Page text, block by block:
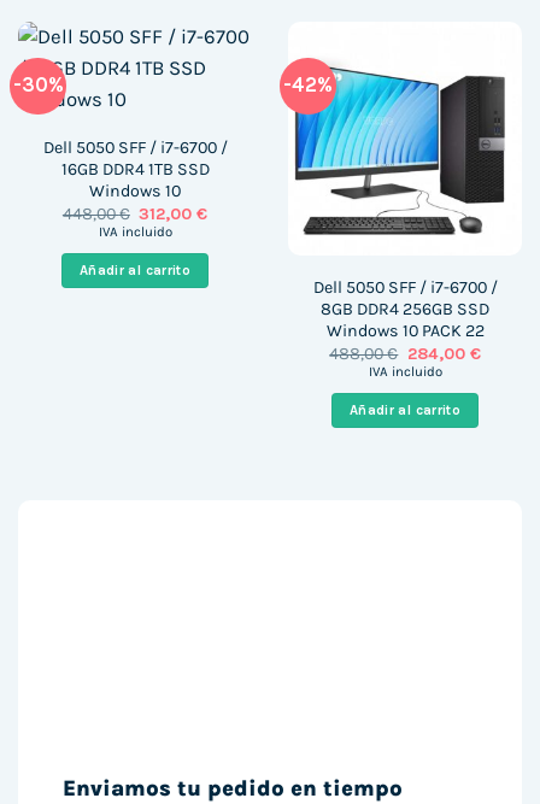
-30%
Dell 5050 SFF / i7-6700 /
16GB DDR4 1TB SSD
Windows 10
448,00€ El
precio
era:
448,00 €.
312,00€El
es:
312,00 €.
IVA incluido
Añadir al carrito
-42%
Dell 5050 SFF / i7-6700 /
8GB DDR4 256GB SSD
Windows 10 PACK 22
488,00€ El
precio
era:
488,00 €.
284,00 €El
IVA incluido
Añadir al carrito
Enviamos tu pedido en tiempo